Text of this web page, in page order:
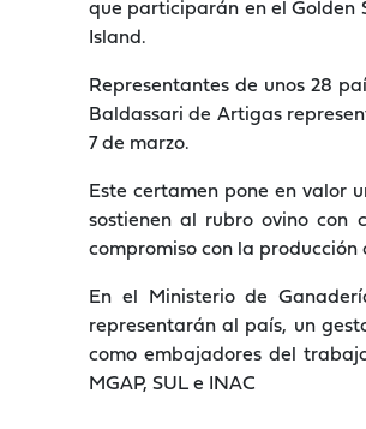
que participarán en el Golden
Island.
Representantes de unos 28
Baldassari de Artigas
7 de marzo.
Este certamen pone en valor
sostienen al rubro ovino con
compromiso con la producción
En el Ministerio de
representarán al país, un
como embajadores del
MGAP, SUL e INAC